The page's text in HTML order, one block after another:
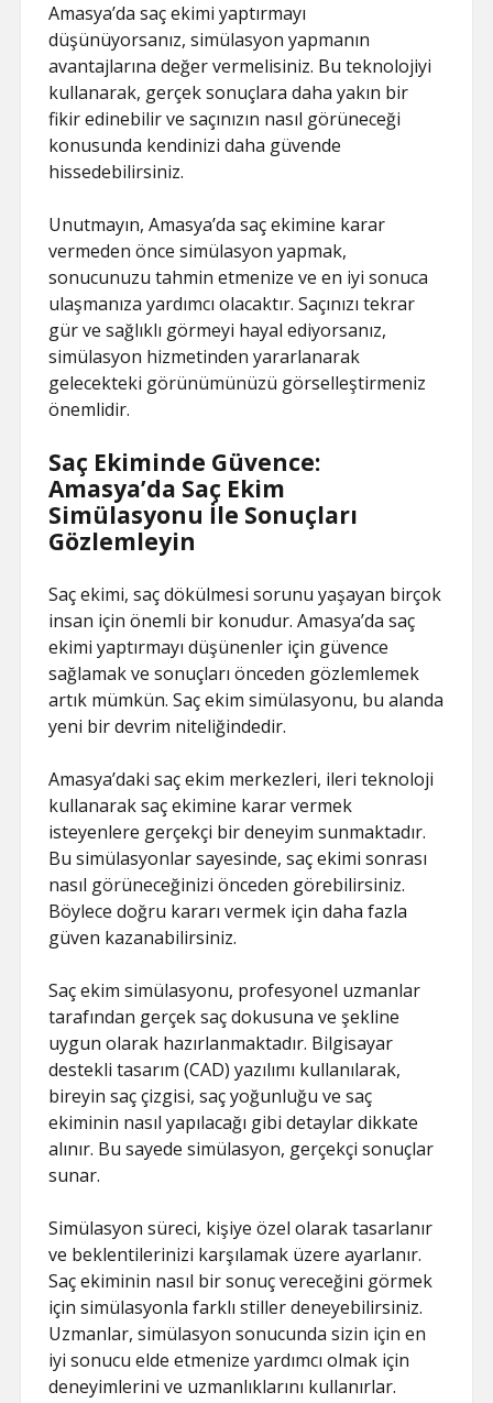
Amasya’da saç ekimi yaptırmayı
düşünüyorsanız, simülasyon yapmanın
avantajlarına değer vermelisiniz. Bu teknolojiyi
kullanarak, gerçek sonuçlara daha yakın bir
fikir edinebilir ve saçınızın nasıl görüneceği
konusunda kendinizi daha güvende
hissedebilirsiniz.
Unutmayın, Amasya’da saç ekimine karar
vermeden önce simülasyon yapmak,
sonucunuzu tahmin etmenize ve en iyi sonuca
ulaşmanıza yardımcı olacaktır. Saçınızı tekrar
gür ve sağlıklı görmeyi hayal ediyorsanız,
simülasyon hizmetinden yararlanarak
gelecekteki görünümünüzü görselleştirmeniz
önemlidir.
Saç Ekiminde Güvence:
Amasya’da Saç Ekim
Simülasyonu İle Sonuçları
Gözlemleyin
Saç ekimi, saç dökülmesi sorunu yaşayan birçok
insan için önemli bir konudur. Amasya’da saç
ekimi yaptırmayı düşünenler için güvence
sağlamak ve sonuçları önceden gözlemlemek
artık mümkün. Saç ekim simülasyonu, bu alanda
yeni bir devrim niteliğindedir.
Amasya’daki saç ekim merkezleri, ileri teknoloji
kullanarak saç ekimine karar vermek
isteyenlere gerçekçi bir deneyim sunmaktadır.
Bu simülasyonlar sayesinde, saç ekimi sonrası
nasıl görüneceğinizi önceden görebilirsiniz.
Böylece doğru kararı vermek için daha fazla
güven kazanabilirsiniz.
Saç ekim simülasyonu, profesyonel uzmanlar
tarafından gerçek saç dokusuna ve şekline
uygun olarak hazırlanmaktadır. Bilgisayar
destekli tasarım (CAD) yazılımı kullanılarak,
bireyin saç çizgisi, saç yoğunluğu ve saç
ekiminin nasıl yapılacağı gibi detaylar dikkate
alınır. Bu sayede simülasyon, gerçekçi sonuçlar
sunar.
Simülasyon süreci, kişiye özel olarak tasarlanır
ve beklentilerinizi karşılamak üzere ayarlanır.
Saç ekiminin nasıl bir sonuç vereceğini görmek
için simülasyonla farklı stiller deneyebilirsiniz.
Uzmanlar, simülasyon sonucunda sizin için en
iyi sonucu elde etmenize yardımcı olmak için
deneyimlerini ve uzmanlıklarını kullanırlar.